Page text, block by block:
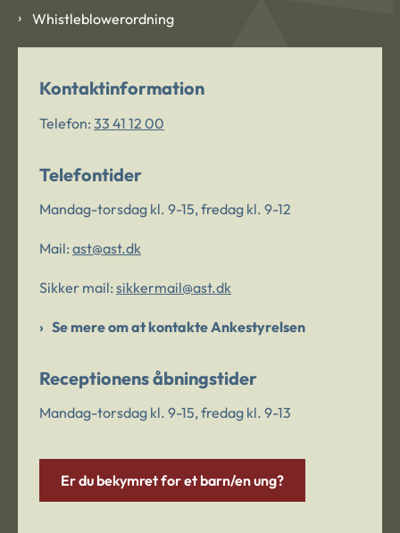
Whistleblowerordning
Kontaktinformation
Telefon: 33 41 12 00
Telefontider
Mandag-torsdag kl. 9-15, fredag kl. 9-12
Mail: ast@ast.dk
Sikker mail: sikkermail@ast.dk
Se mere om at kontakte Ankestyrelsen
Receptionens åbningstider
Mandag-torsdag kl. 9-15, fredag kl. 9-13
Er du bekymret for et barn/en ung?